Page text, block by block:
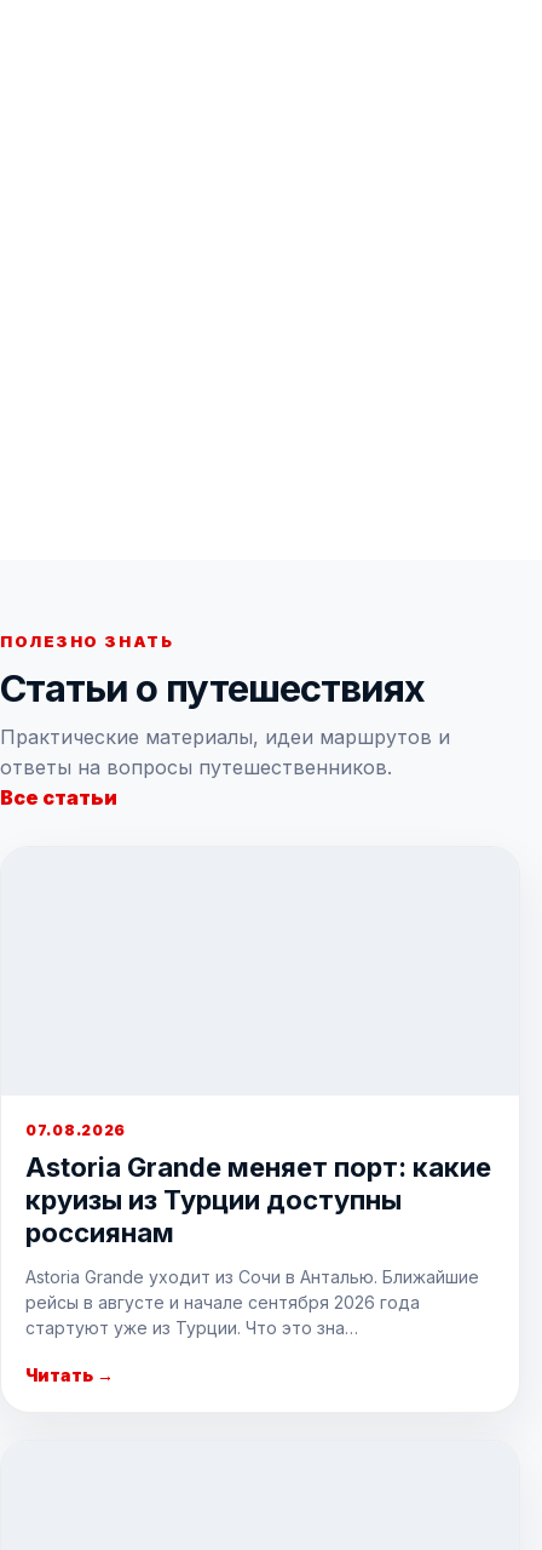
ПОЛЕЗНО ЗНАТЬ
Статьи о путешествиях
Практические материалы, идеи маршрутов и
ответы на вопросы путешественников.
Все статьи
07.08.2026
Astoria Grande меняет порт: какие
круизы из Турции доступны
россиянам
Astoria Grande уходит из Сочи в Анталью. Ближайшие
рейсы в августе и начале сентября 2026 года
стартуют уже из Турции. Что это зна…
Читать →